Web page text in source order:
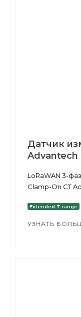
Датчик
Advantech
LoRaWAN 3-
Clamp-On CT
Extended T range
УЗНАТЬ